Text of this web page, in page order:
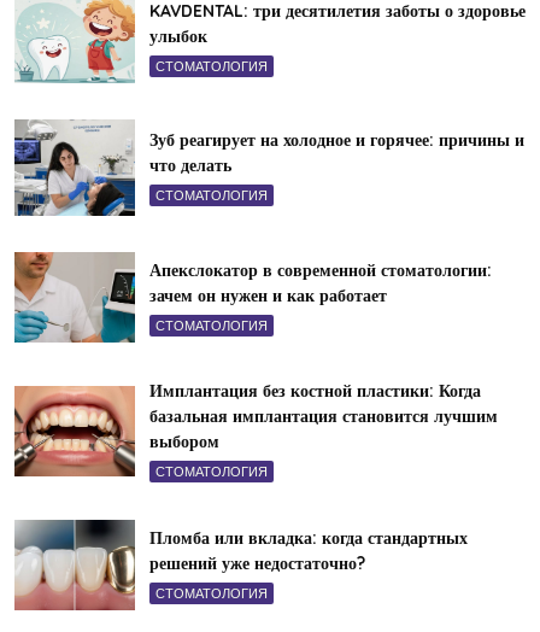
KAVDENTAL: три десятилетия заботы о здоровье
улыбок
СТОМАТОЛОГИЯ
Зуб реагирует на холодное и горячее: причины и
что делать
СТОМАТОЛОГИЯ
Апекслокатор в современной стоматологии:
зачем он нужен и как работает
СТОМАТОЛОГИЯ
Имплантация без костной пластики: Когда
базальная имплантация становится лучшим
выбором
СТОМАТОЛОГИЯ
Пломба или вкладка: когда стандартных
решений уже недостаточно?
СТОМАТОЛОГИЯ